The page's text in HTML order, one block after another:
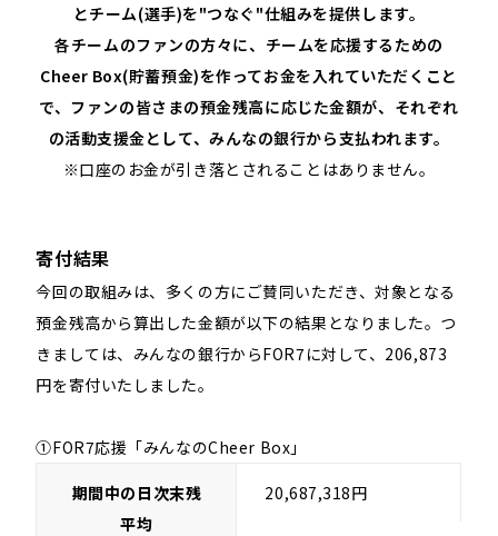
とチーム(選手)を"つなぐ"仕組みを提供します。
各チームのファンの方々に、チームを応援するための
Cheer Box(貯蓄預金)を作ってお金を入れていただくこと
で、ファンの皆さまの預金残高に応じた金額が、それぞれ
の活動支援金として、みんなの銀行から支払われます。
※口座のお金が引き落とされることはありません。
寄付結果
今回の取組みは、多くの方にご賛同いただき、対象となる
預金残高から算出した金額が以下の結果となりました。つ
きましては、みんなの銀行からFOR7に対して、206,873
円を寄付いたしました。
①FOR7応援「みんなのCheer Box」
期間中の日次末残
平均
20,687,318円